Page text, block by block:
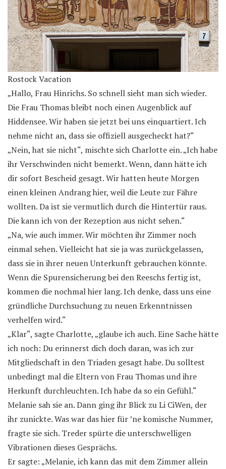
Rostock Vacation
„Hallo, Frau Hinrichs. So schnell sieht man sich wieder.
Die Frau Thomas bleibt noch einen Augenblick auf
Hiddensee. Wir haben sie jetzt bei uns einquartiert. Ich
nehme nicht an, dass sie offiziell ausgecheckt hat?“
„Nein, hat sie nicht“, mischte sich Charlotte ein. „Ich habe
ihr Verschwinden nicht bemerkt. Wenn, dann hätte ich
dir sofort Bescheid gesagt. Wir hatten heute Morgen
einen kleinen Andrang hier, weil die Leute zur Fähre
wollten. Da ist sie vermutlich durch die Hintertür raus.
Die kann ich von der Rezeption aus nicht sehen.“
„Na, wie auch immer. Wir möchten ihr Zimmer noch
einmal sehen. Vielleicht hat sie ja was zurückgelassen,
dass sie in ihrer neuen Unterkunft gebrauchen könnte.
Wenn die Spurensicherung bei den Reeschs fertig ist,
kommen die nochmal hier lang. Ich denke, dass uns eine
gründliche Durchsuchung zu neuen Erkenntnissen
verhelfen wird.“
„Klar“, sagte Charlotte, „glaube ich auch. Eine Sache hätte
ich noch: Du erinnerst dich doch daran, was ich zur
Mitgliedschaft in den Triaden gesagt habe. Du solltest
unbedingt mal die Eltern von Frau Thomas und ihre
Herkunft durchleuchten. Ich habe da so ein Gefühl.“
Melanie sah sie an. Dann ging ihr Blick zu Li CiWen, der
ihr zunickte. Was war das hier für ’ne komische Nummer,
fragte sie sich. Treder spürte die unterschwelligen
Vibrationen dieses Gesprächs.
Er sagte: „Melanie, ich kann das mit dem Zimmer allein